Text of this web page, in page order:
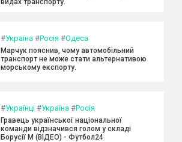
#Україна #Росія #Одеса
Марчук пояснив, чому автомобільний
транспорт не може стати альтернативою
морському експорту.
#Українці #Україна #Росія
Гравець української національної
команди відзначився голом у складі
Борусії М (ВІДЕО) - Футбол24